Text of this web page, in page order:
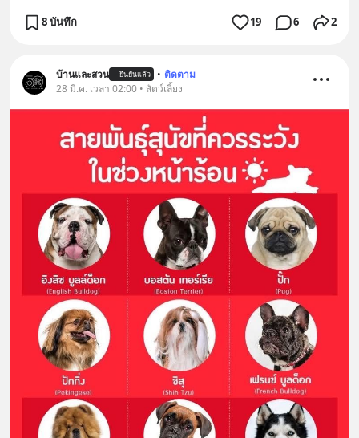
8 บันทึก 19 6 2
บ้านและสวน ยืนยันแล้ว • ติดตาม
28 มี.ค. เวลา 02:00 • สัตว์เลี้ยง